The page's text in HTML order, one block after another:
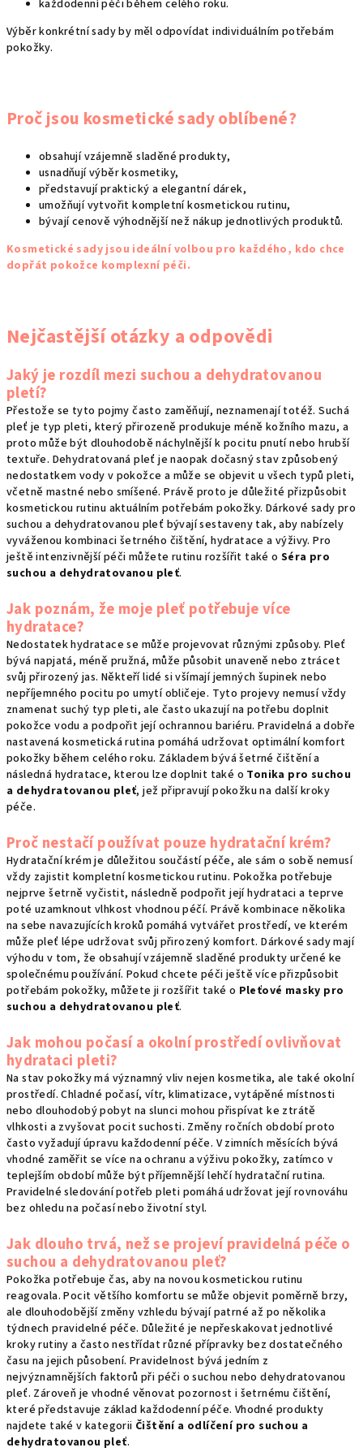
každodenní péči během celého roku.
Výběr konkrétní sady by měl odpovídat individuálním potřebám
pokožky.
Proč jsou kosmetické sady oblíbené?
obsahují vzájemně sladěné produkty,
usnadňují výběr kosmetiky,
představují praktický a elegantní dárek,
umožňují vytvořit kompletní kosmetickou rutinu,
bývají cenově výhodnější než nákup jednotlivých produktů.
Kosmetické sady jsou ideální volbou pro každého, kdo chce
dopřát pokožce komplexní péči.
Nejčastější otázky a odpovědi
Jaký je rozdíl mezi suchou a dehydratovanou
pletí?
Přestože se tyto pojmy často zaměňují, neznamenají totéž. Suchá
pleť je typ pleti, který přirozeně produkuje méně kožního mazu, a
proto může být dlouhodobě náchylnější k pocitu pnutí nebo hrubší
textuře. Dehydratovaná pleť je naopak dočasný stav způsobený
nedostatkem vody v pokožce a může se objevit u všech typů pleti,
včetně mastné nebo smíšené. Právě proto je důležité přizpůsobit
kosmetickou rutinu aktuálním potřebám pokožky. Dárkové sady pro
suchou a dehydratovanou pleť bývají sestaveny tak, aby nabízely
vyváženou kombinaci šetrného čištění, hydratace a výživy. Pro
ještě intenzivnější péči můžete rutinu rozšířit také o Séra pro
suchou a dehydratovanou pleť.
Jak poznám, že moje pleť potřebuje více
hydratace?
Nedostatek hydratace se může projevovat různými způsoby. Pleť
bývá napjatá, méně pružná, může působit unaveně nebo ztrácet
svůj přirozený jas. Někteří lidé si všímají jemných šupinek nebo
nepříjemného pocitu po umytí obličeje. Tyto projevy nemusí vždy
znamenat suchý typ pleti, ale často ukazují na potřebu doplnit
pokožce vodu a podpořit její ochrannou bariéru. Pravidelná a dobře
nastavená kosmetická rutina pomáhá udržovat optimální komfort
pokožky během celého roku. Základem bývá šetrné čištění a
následná hydratace, kterou lze doplnit také o Tonika pro suchou
a dehydratovanou pleť, jež připravují pokožku na další kroky
péče.
Proč nestačí používat pouze hydratační krém?
Hydratační krém je důležitou součástí péče, ale sám o sobě nemusí
vždy zajistit kompletní kosmetickou rutinu. Pokožka potřebuje
nejprve šetrně vyčistit, následně podpořit její hydrataci a teprve
poté uzamknout vlhkost vhodnou péčí. Právě kombinace několika
na sebe navazujících kroků pomáhá vytvářet prostředí, ve kterém
může pleť lépe udržovat svůj přirozený komfort. Dárkové sady mají
výhodu v tom, že obsahují vzájemně sladěné produkty určené ke
společnému používání. Pokud chcete péči ještě více přizpůsobit
potřebám pokožky, můžete ji rozšířit také o Pleťové masky pro
suchou a dehydratovanou pleť.
Jak mohou počasí a okolní prostředí ovlivňovat
hydrataci pleti?
Na stav pokožky má významný vliv nejen kosmetika, ale také okolní
prostředí. Chladné počasí, vítr, klimatizace, vytápěné místnosti
nebo dlouhodobý pobyt na slunci mohou přispívat ke ztrátě
vlhkosti a zvyšovat pocit suchosti. Změny ročních období proto
často vyžadují úpravu každodenní péče. V zimních měsících bývá
vhodné zaměřit se více na ochranu a výživu pokožky, zatímco v
teplejším období může být příjemnější lehčí hydratační rutina.
Pravidelné sledování potřeb pleti pomáhá udržovat její rovnováhu
bez ohledu na počasí nebo životní styl.
Jak dlouho trvá, než se projeví pravidelná péče o
suchou a dehydratovanou pleť?
Pokožka potřebuje čas, aby na novou kosmetickou rutinu
reagovala. Pocit většího komfortu se může objevit poměrně brzy,
ale dlouhodobější změny vzhledu bývají patrné až po několika
týdnech pravidelné péče. Důležité je nepřeskakovat jednotlivé
kroky rutiny a často nestřídat různé přípravky bez dostatečného
času na jejich působení. Pravidelnost bývá jedním z
nejvýznamnějších faktorů při péči o suchou nebo dehydratovanou
pleť. Zároveň je vhodné věnovat pozornost i šetrnému čištění,
které představuje základ každodenní péče. Vhodné produkty
najdete také v kategorii Čištění a odlíčení pro suchou a
dehydratovanou pleť.